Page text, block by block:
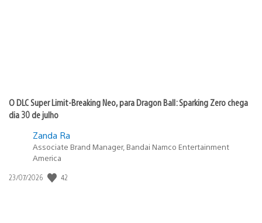
O DLC Super Limit-Breaking Neo, para Dragon Ball: Sparking Zero chega
dia 30 de julho
Zanda Ra
Associate Brand Manager, Bandai Namco Entertainment
America
Data
23/07/2026 42